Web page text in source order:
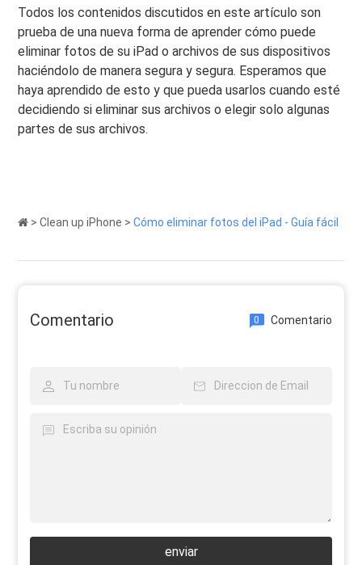
Todos los contenidos discutidos en este artículo son
prueba de una nueva forma de aprender cómo puede
eliminar fotos de su iPad o archivos de sus dispositivos
haciéndolo de manera segura y segura. Esperamos que
haya aprendido de esto y que pueda usarlos cuando esté
decidiendo si eliminar sus archivos o elegir solo algunas
partes de sus archivos.
>Clean up iPhone >Cómo eliminar fotos del iPad - Guía fácil
Comentario 0 Comentario
enviar